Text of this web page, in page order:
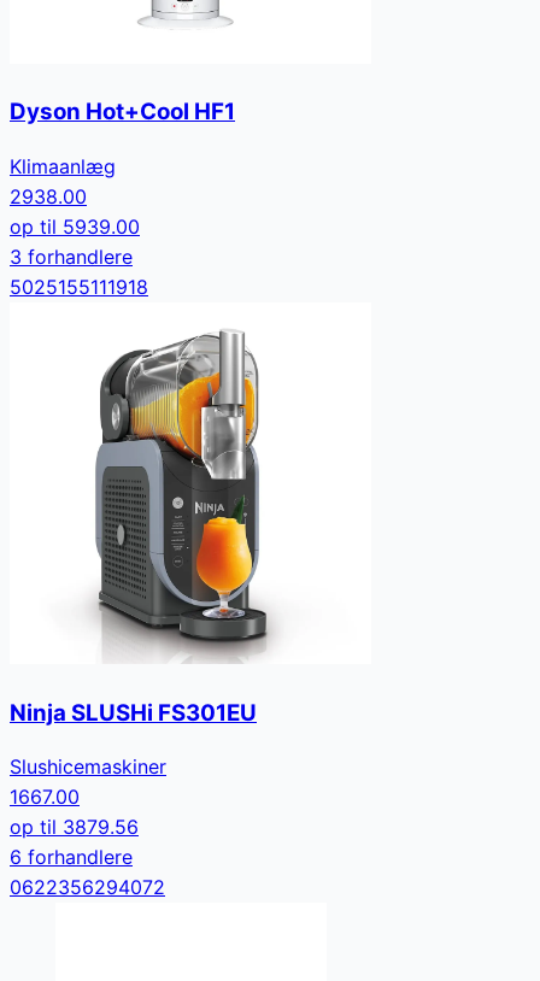
Dyson Hot+Cool HF1
Klimaanlæg
2938.00
op til 5939.00
3 forhandlere
5025155111918
Ninja SLUSHi FS301EU
Slushicemaskiner
1667.00
op til 3879.56
6 forhandlere
0622356294072